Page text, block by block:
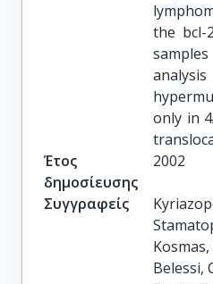
the bcl-
only in
Έτος
δημοσίευσης
2002
Συγγραφείς
Kosmas,
Belessi,